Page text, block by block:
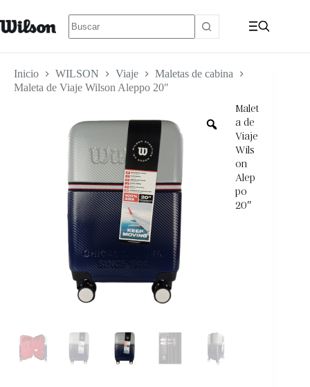
Inicio WILSON Viaje
Maletas de cabina
Maleta de Viaje Wilson Aleppo 20″
Malet
a de
Viaje
Wils
on
Alep
po
20″